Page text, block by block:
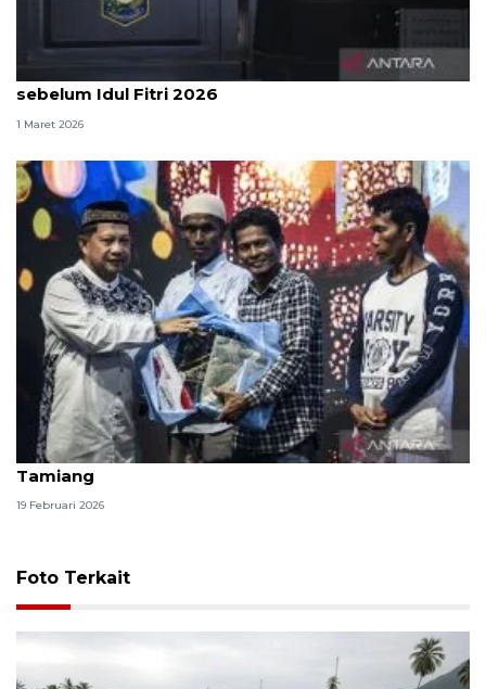
Satgas PRR upayakan nol pengungsi di tenda
sebelum Idul Fitri 2026
1 Maret 2026
Mendagri buka puasa bersama pengungsi Aceh
Tamiang
19 Februari 2026
Foto Terkait